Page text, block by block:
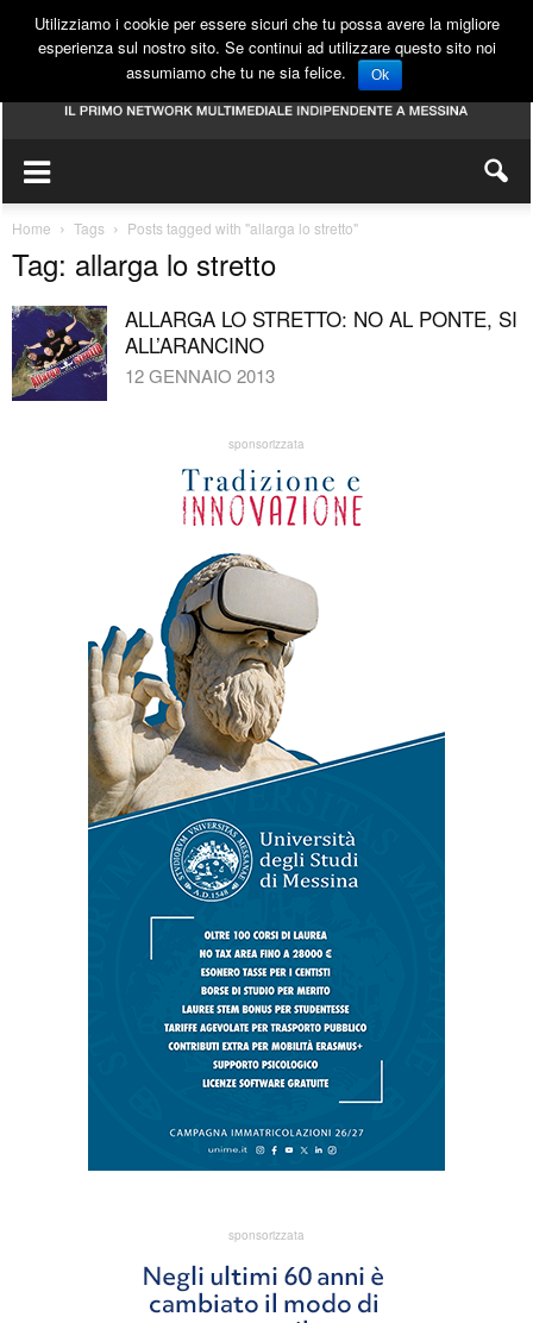
Home Tags Posts tagged with "allarga lo stretto"
Tag: allarga lo stretto
ALLARGA LO STRETTO: NO AL PONTE, SI
ALL’ARANCINO
12 GENNAIO 2013
sponsorizzata
sponsorizzata
Utilizziamo i cookie per essere sicuri che tu possa avere la migliore
esperienza sul nostro sito. Se continui ad utilizzare questo sito noi
assumiamo che tu ne sia felice.
Ok